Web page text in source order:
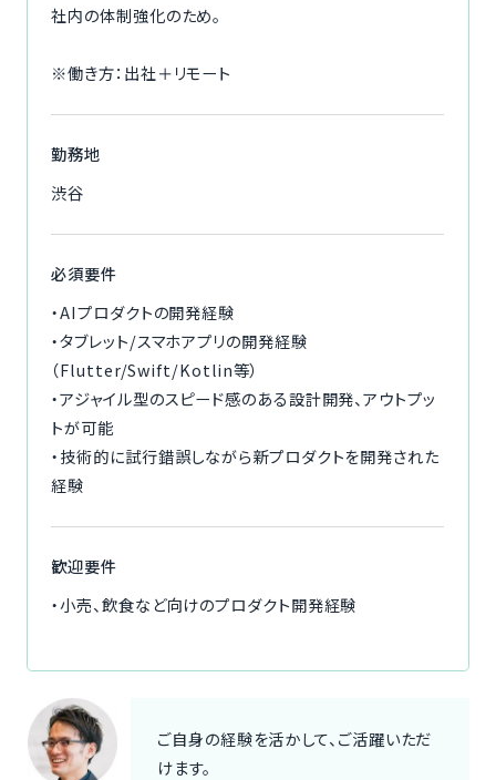
社内の体制強化のため。
※働き方：出社＋リモート
勤務地
渋谷
必須要件
・AIプロダクトの開発経験
・タブレット/スマホアプリの開発経験
（Flutter/Swift/Kotlin等）
・アジャイル型のスピード感のある設計開発、アウトプッ
トが可能
・技術的に試行錯誤しながら新プロダクトを開発された
経験
歓迎要件
・小売、飲食など向けのプロダクト開発経験
ご自身の経験を活かして、ご活躍いただ
けます。